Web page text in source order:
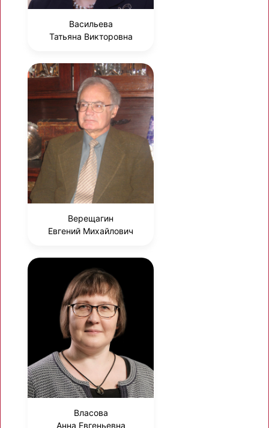
Васильева
Татьяна Викторовна
Верещагин
Евгений Михайлович
Власова
Анна Евгеньевна